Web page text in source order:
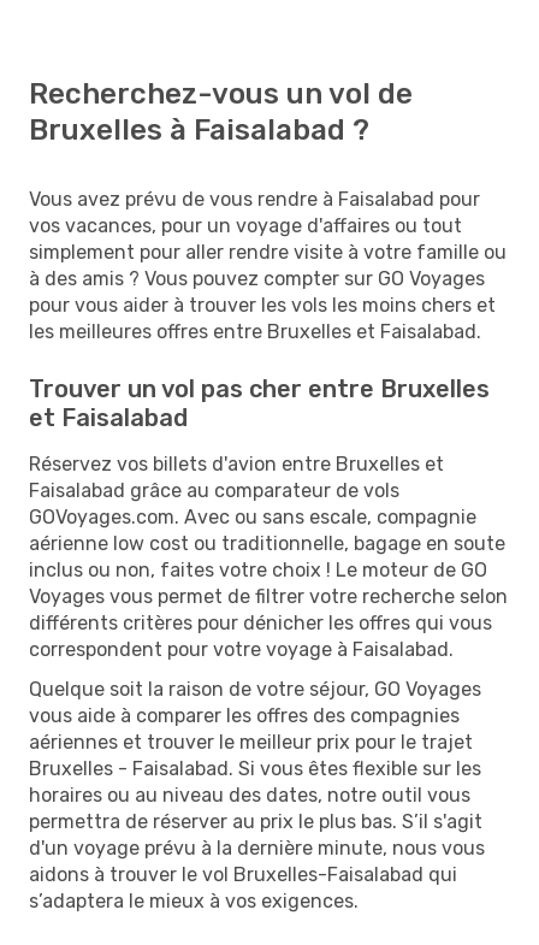
Recherchez-vous un vol de
Bruxelles à Faisalabad ?
Vous avez prévu de vous rendre à Faisalabad pour
vos vacances, pour un voyage d'affaires ou tout
simplement pour aller rendre visite à votre famille ou
à des amis ? Vous pouvez compter sur GO Voyages
pour vous aider à trouver les vols les moins chers et
les meilleures offres entre Bruxelles et Faisalabad.
Trouver un vol pas cher entre Bruxelles
et Faisalabad
Réservez vos billets d'avion entre Bruxelles et
Faisalabad grâce au comparateur de vols
GOVoyages.com. Avec ou sans escale, compagnie
aérienne low cost ou traditionnelle, bagage en soute
inclus ou non, faites votre choix ! Le moteur de GO
Voyages vous permet de filtrer votre recherche selon
différents critères pour dénicher les offres qui vous
correspondent pour votre voyage à Faisalabad.
Quelque soit la raison de votre séjour, GO Voyages
vous aide à comparer les offres des compagnies
aériennes et trouver le meilleur prix pour le trajet
Bruxelles - Faisalabad. Si vous êtes flexible sur les
horaires ou au niveau des dates, notre outil vous
permettra de réserver au prix le plus bas. S’il s'agit
d'un voyage prévu à la dernière minute, nous vous
aidons à trouver le vol Bruxelles-Faisalabad qui
s’adaptera le mieux à vos exigences.